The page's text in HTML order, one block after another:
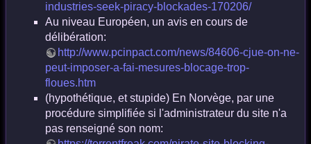
industries-seek-piracy-blockades-170206/
Au niveau Européen, un avis en cours de
délibération:
http://www.pcinpact.com/news/84606-cjue-on-ne-
peut-imposer-a-fai-mesures-blocage-trop-
floues.htm
(hypothétique, et stupide) En Norvège, par une
procédure simplifiée si l'administrateur du site n'a
pas renseigné son nom: